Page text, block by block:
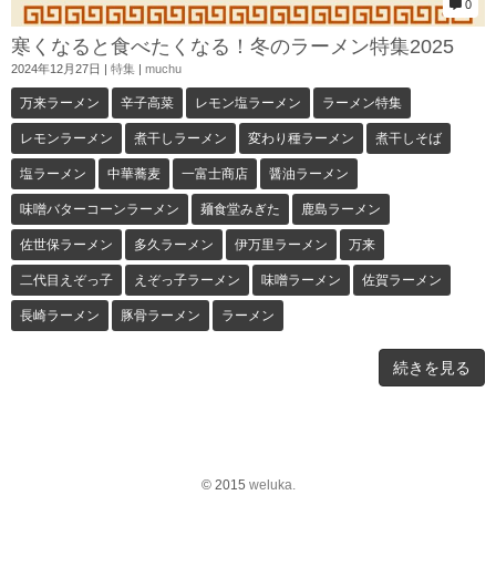
0
寒くなると食べたくなる！冬のラーメン特集2025
2024年12月27日 特集 muchu
万来ラーメン 辛子高菜 レモン塩ラーメン ラーメン特集
レモンラーメン 煮干しラーメン 変わり種ラーメン 煮干しそば
塩ラーメン 中華蕎麦 一富士商店 醤油ラーメン
味噌バターコーンラーメン 麺食堂みぎた 鹿島ラーメン
佐世保ラーメン 多久ラーメン 伊万里ラーメン 万来
二代目えぞっ子 えぞっ子ラーメン 味噌ラーメン 佐賀ラーメン
長崎ラーメン 豚骨ラーメン ラーメン
続きを見る
© 2015 weluka.